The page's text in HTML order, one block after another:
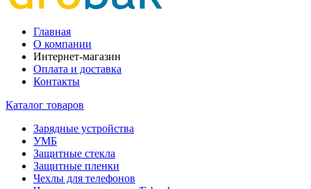
Главная
О компании
Интернет-магазин
Оплата и доставка
Контакты
Каталог товаров
Зарядные устройства
УМБ
Защитные стекла
Защитные пленки
Чехлы для телефонов